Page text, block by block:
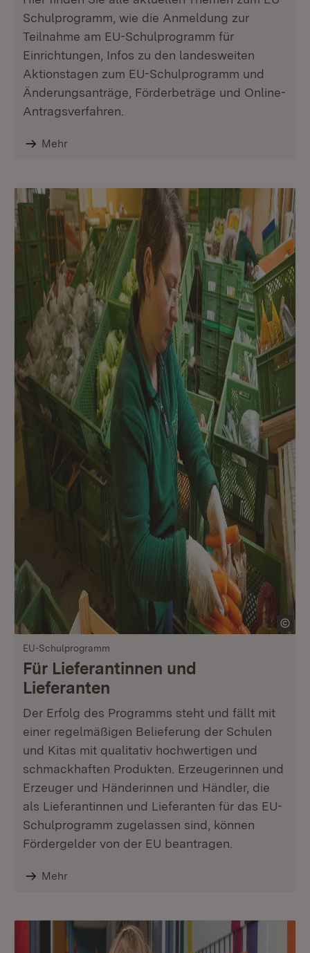
Schulprogramm, wie die Anmeldung zur
Teilnahme am EU-Schulprogramm für
Einrichtungen, Infos zu den landesweiten
Aktionstagen zum EU-Schulprogramm und
Änderungsanträge, Förderbeträge und Online-
Antragsverfahren.
Mehr
EU-Schulprogramm
Für Lieferantinnen und
Lieferanten
Der Erfolg des Programms steht und fällt mit
einer regelmäßigen Belieferung der Schulen
und Kitas mit qualitativ hochwertigen und
schmackhaften Produkten. Erzeugerinnen und
Erzeuger und Händerinnen und Händler, die
als Lieferantinnen und Lieferanten für das EU-
Schulprogramm zugelassen sind, können
Fördergelder von der EU beantragen.
Mehr